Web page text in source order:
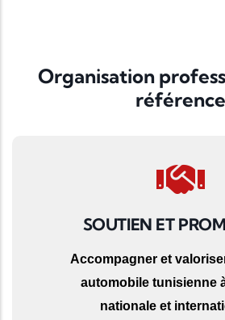
Organisation
référence
SOUTIEN ET
Accompagner et
automobile tunisienne
nationale et